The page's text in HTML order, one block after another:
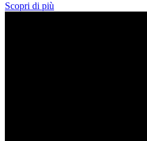
Scopri di più